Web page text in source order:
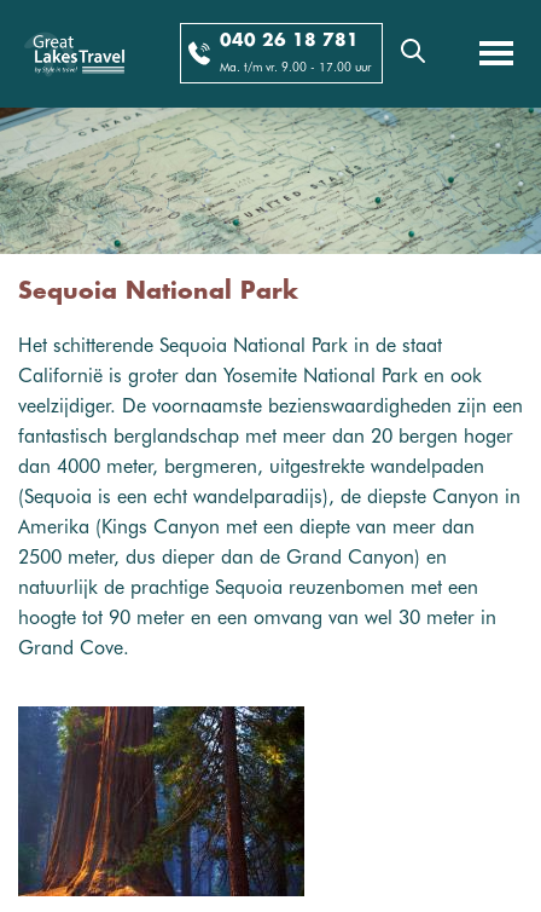
040 26 18 781
Ma. t/m vr. 9.00 - 17.00 uur
Sequoia National Park
Het schitterende Sequoia National Park in de staat
Californië is groter dan Yosemite National Park en ook
veelzijdiger. De voornaamste bezienswaardigheden zijn een
fantastisch berglandschap met meer dan 20 bergen hoger
dan 4000 meter, bergmeren, uitgestrekte wandelpaden
(Sequoia is een echt wandelparadijs), de diepste Canyon in
Amerika (Kings Canyon met een diepte van meer dan
2500 meter, dus dieper dan de Grand Canyon) en
natuurlijk de prachtige Sequoia reuzenbomen met een
hoogte tot 90 meter en een omvang van wel 30 meter in
Grand Cove.